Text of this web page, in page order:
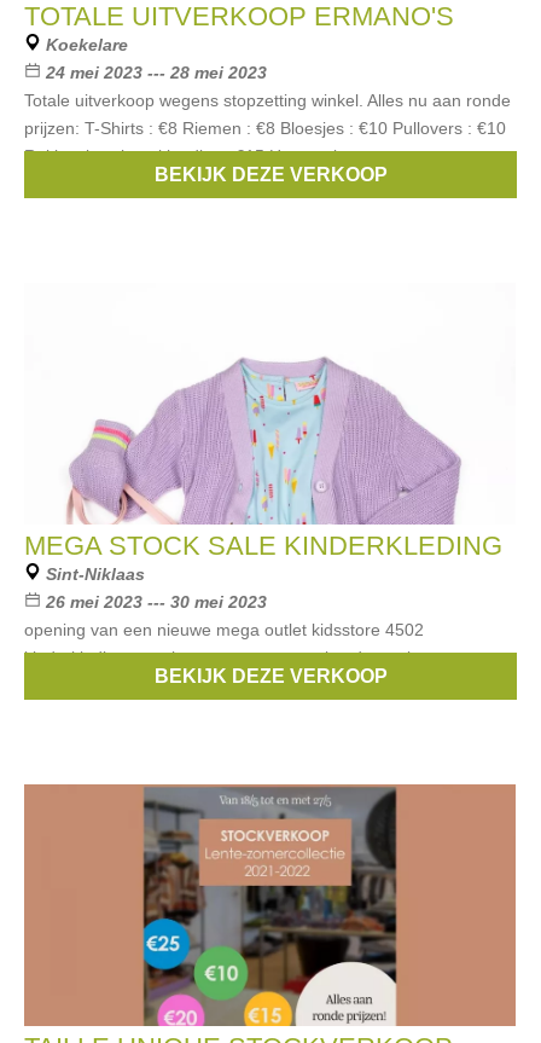
TOTALE UITVERKOOP ERMANO'S
Koekelare
24 mei 2023 --- 28 mei 2023
Totale uitverkoop wegens stopzetting winkel. Alles nu aan ronde
prijzen: T-Shirts : €8 Riemen : €8 Bloesjes : €10 Pullovers : €10
Rokjes, broeken, kleedjes : €15 Heuptasjes
,JDY,Lofty Manner,Sisters Point
BEKIJK DEZE VERKOOP
MEGA STOCK SALE KINDERKLEDING
Sint-Niklaas
26 mei 2023 --- 30 mei 2023
opening van een nieuwe mega outlet kidsstore 4502
kinderkleding en schoenen van zeer gekende merken
Blue Bay,Gymp,Someone,Mayoral
BEKIJK DEZE VERKOOP